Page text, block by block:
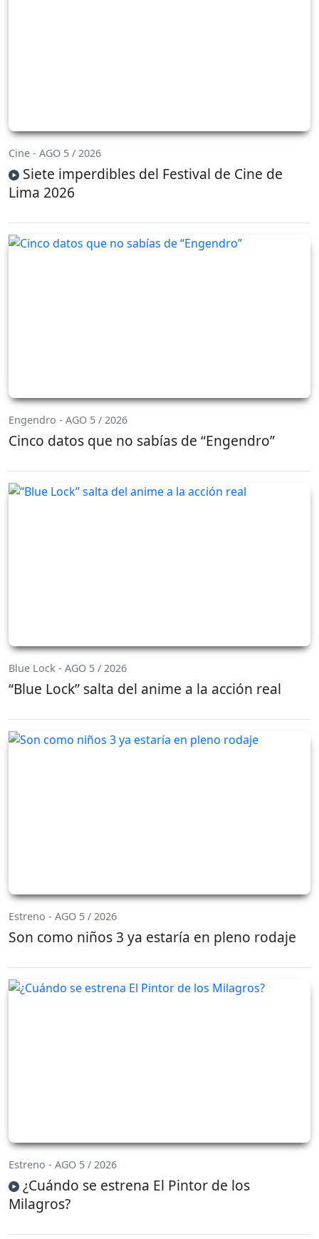
Cine - AGO 5 / 2026
Siete imperdibles del Festival de Cine de
Lima 2026
Engendro - AGO 5 / 2026
Cinco datos que no sabías de “Engendro”
Blue Lock - AGO 5 / 2026
“Blue Lock” salta del anime a la acción real
Estreno - AGO 5 / 2026
Son como niños 3 ya estaría en pleno rodaje
Estreno - AGO 5 / 2026
¿Cuándo se estrena El Pintor de los
Milagros?